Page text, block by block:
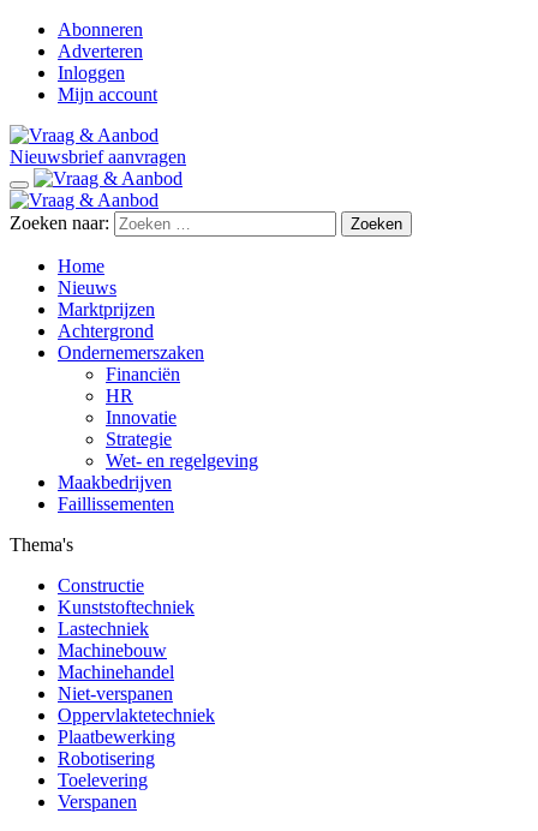
Abonneren
Adverteren
Inloggen
Mijn account
Nieuwsbrief aanvragen
Zoeken naar:
Home
Nieuws
Marktprijzen
Achtergrond
Ondernemerszaken
Financiën
HR
Innovatie
Strategie
Wet- en regelgeving
Maakbedrijven
Faillissementen
Thema's
Constructie
Kunststoftechniek
Lastechniek
Machinebouw
Machinehandel
Niet-verspanen
Oppervlaktetechniek
Plaatbewerking
Robotisering
Toelevering
Verspanen